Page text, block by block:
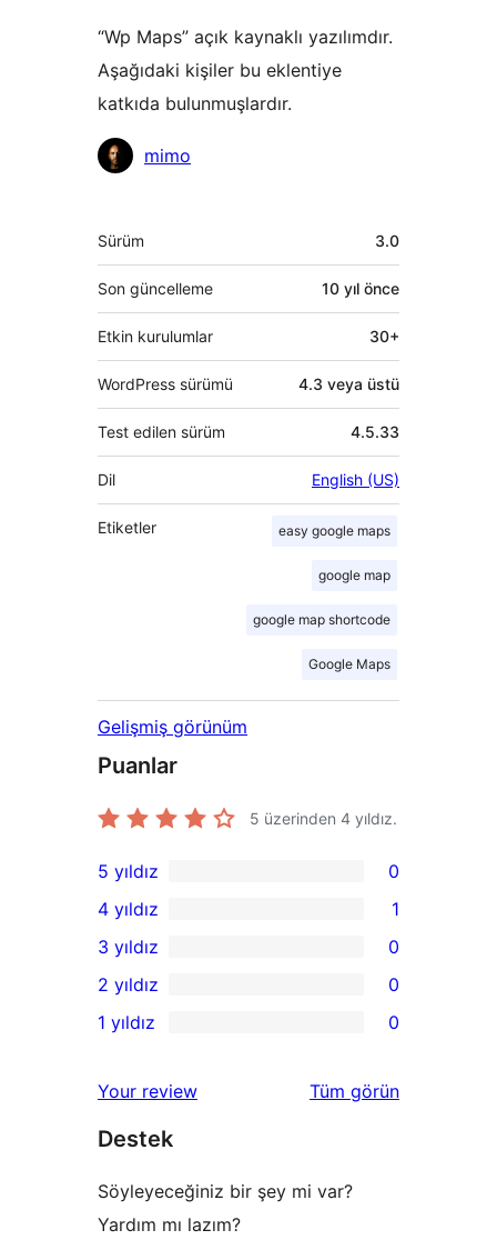
“Wp Maps” açık kaynaklı yazılımdır.
Aşağıdaki kişiler bu eklentiye
katkıda bulunmuşlardır.
Katkıdamimo
Meta
Sürüm 3.0
Son güncelleme 10 yıl önce
Etkin kurulumlar 30+
WordPress sürümü 4.3 veya üstü
Test edilen sürüm 4.5.33
Dil English (US)
Etiketler easy google maps
google map
google map shortcode
Google Maps
Gelişmiş görünüm
Puanlar
5 üzerinden 4 yıldız.
0
5
yıldızlı
inceleme
5 yıldız 0
4
yıldızlı
inceleme
4 yıldız 1
0
3
yıldızlı
3 yıldız 0
2
inceleme
2 yıldız 0
yıldızlı
inceleme
1 yıldız 0
Your review Tüm değerlendirmeleri
görün
Destek
Söyleyeceğiniz bir şey mi var?
Yardım mı lazım?